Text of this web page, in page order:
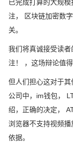
已完成打算的大规
注， 区块链加密数
关。
我们将真诚接受读
注！ ，这场辩论值得
但人们担心这对于
公司中，im钱包，
绍，正确的决定，
浏览器不支持视频
依据。